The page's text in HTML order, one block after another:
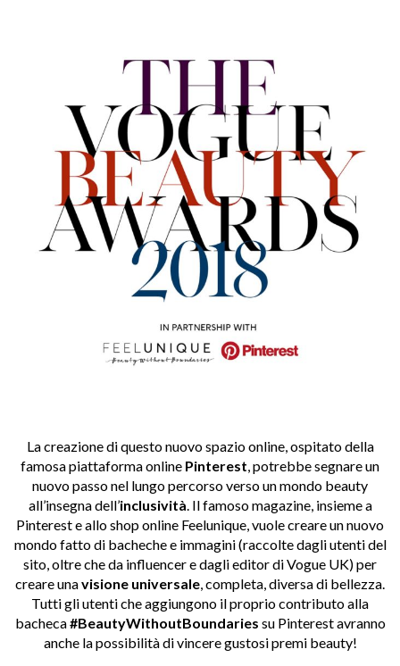
La creazione di questo nuovo spazio online, ospitato della
famosa piattaforma online Pinterest , potrebbe segnare un
nuovo passo nel lungo percorso verso un mondo beauty
all’insegna dell’inclusività . Il famoso magazine, insieme a
Pinterest e allo shop online Feelunique, vuole creare un nuovo
mondo fatto di bacheche e immagini (raccolte dagli utenti del
sito, oltre che da influencer e dagli editor di Vogue UK) per
creare unavisione universale , completa, diversa di bellezza.
Tutti gli utenti che aggiungono il proprio contributo alla
bacheca#BeautyWithoutBoundaries su Pinterest avranno
anche la possibilità di vincere gustosi premi beauty!